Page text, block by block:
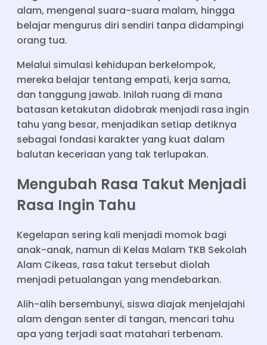
alam, mengenal suara-suara malam, hingga
belajar mengurus diri sendiri tanpa didampingi
orang tua.
Melalui simulasi kehidupan berkelompok,
mereka belajar tentang empati, kerja sama,
dan tanggung jawab. Inilah ruang di mana
batasan ketakutan didobrak menjadi rasa ingin
tahu yang besar, menjadikan setiap detiknya
sebagai fondasi karakter yang kuat dalam
balutan keceriaan yang tak terlupakan.
Mengubah Rasa Takut Menjadi
Rasa Ingin Tahu
Kegelapan sering kali menjadi momok bagi
anak-anak, namun di Kelas Malam TKB Sekolah
Alam Cikeas, rasa takut tersebut diolah
menjadi petualangan yang mendebarkan.
Alih-alih bersembunyi, siswa diajak menjelajahi
alam dengan senter di tangan, mencari tahu
apa yang terjadi saat matahari terbenam.